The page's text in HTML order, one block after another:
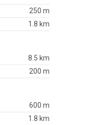
250 m
1.8 km
8.5 km
200 m
600 m
1.8 km